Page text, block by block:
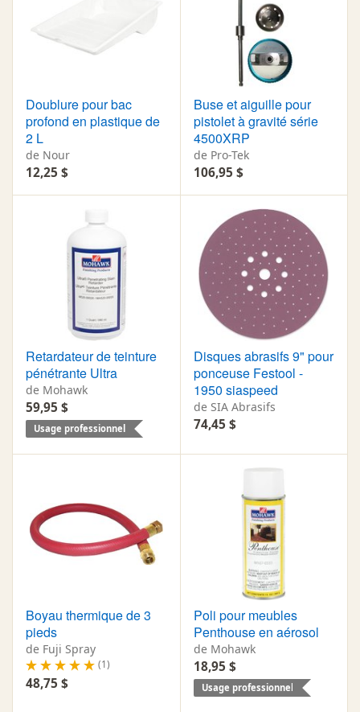
Doublure pour bac
profond en plastique de
2 L
de Nour
12,25 $
Buse et aiguille pour
pistolet à gravité série
4500XRP
de Pro-Tek
106,95 $
Retardateur de teinture
pénétrante Ultra
de Mohawk
59,95 $
Usage professionnel
Disques abrasifs 9" pour
ponceuse Festool -
1950 siaspeed
de SIA Abrasifs
74,45 $
Boyau thermique de 3
pieds
de Fuji Spray
(1)
48,75 $
Poli pour meubles
Penthouse en aérosol
de Mohawk
18,95 $
Usage professionnel